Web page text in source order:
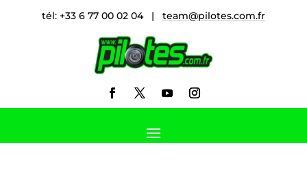
tél: +33 6 77 00 02 04 | team@pilotes.com.fr